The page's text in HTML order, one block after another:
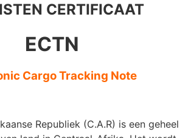
CERTIFICAAT
ECTN
Cargo Tracking Note
Republiek (C.A.R) is een geheel